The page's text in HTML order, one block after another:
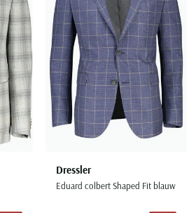
Dressler
Eduard colbert Shaped Fit blauw